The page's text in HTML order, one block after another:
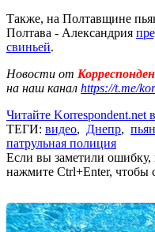
Также, на Полтавщине
Полтава - Александрия
свиньей.
Новости от
на наш канал https://t.me/
Читайте Korrespondent.net
ТЕГИ: видео, Днепр,
патрульная полиция
Если вы заметили ошибку,
нажмите Ctrl+Enter, чтобы